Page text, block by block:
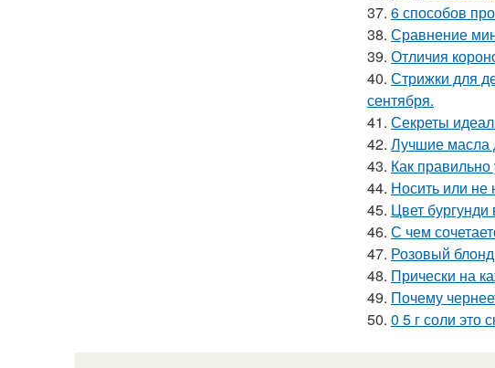
37. 6 способов
38. Сравнение
39. Отличия
40. Стрижки для
сентября.
41. Секреты
42. Лучшие масла
43. Как
44. Носить или не
45. Цвет
46. С чем
47. Розовый
48. Прически на
49. Почему
50. 0 5 г соли это